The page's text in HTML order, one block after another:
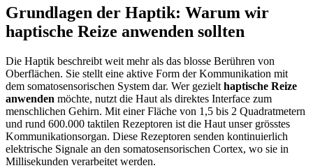
Grundlagen der Haptik: Warum wir
haptische Reize anwenden sollten
Die Haptik beschreibt weit mehr als das blosse Berühren von
Oberflächen. Sie stellt eine aktive Form der Kommunikation mit
dem somatosensorischen System dar. Wer gezielt haptische Reize
anwenden möchte, nutzt die Haut als direktes Interface zum
menschlichen Gehirn. Mit einer Fläche von 1,5 bis 2 Quadratmetern
und rund 600.000 taktilen Rezeptoren ist die Haut unser grösstes
Kommunikationsorgan. Diese Rezeptoren senden kontinuierlich
elektrische Signale an den somatosensorischen Cortex, wo sie in
Millisekunden verarbeitet werden.